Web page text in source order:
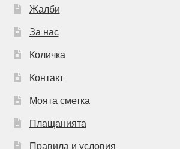
Жалби
За нас
Количка
Контакт
Моята сметка
Плащанията
Правила и условия